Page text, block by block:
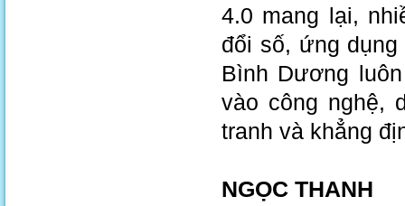
4.0 mang lại,
đổi số, ứng
Bình Dương
vào công nghệ,
tranh và khẳng
NGỌC THANH